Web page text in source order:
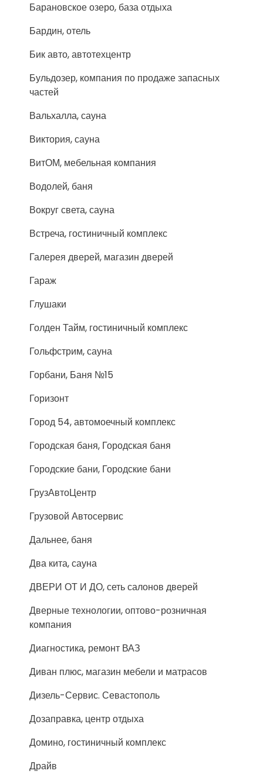
Барановское озеро, база отдыха
Бардин, отель
Бик авто, автотехцентр
Бульдозер, компания по продаже запасных
частей
Вальхалла, сауна
Виктория, сауна
ВитОМ, мебельная компания
Водолей, баня
Вокруг света, сауна
Встреча, гостиничный комплекс
Галерея дверей, магазин дверей
Гараж
Глушаки
Голден Тайм, гостиничный комплекс
Гольфстрим, сауна
Горбани, Баня №15
Горизонт
Город 54, автомоечный комплекс
Городская баня, Городская баня
Городские бани, Городские бани
ГрузАвтоЦентр
Грузовой Автосервис
Дальнее, баня
Два кита, сауна
ДВЕРИ ОТ И ДО, сеть салонов дверей
Дверные технологии, оптово-розничная
компания
Диагностика, ремонт ВАЗ
Диван плюс, магазин мебели и матрасов
Дизель-Сервис. Севастополь
Дозаправка, центр отдыха
Домино, гостиничный комплекс
Драйв